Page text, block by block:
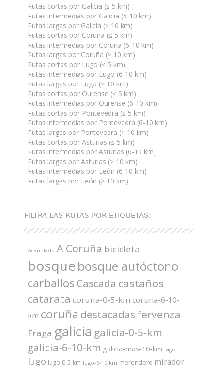
Rutas cortas por Galicia (≤ 5 km)
Rutas intermedias por Galicia (6-10 km)
Rutas largas por Galicia (> 10 km)
Rutas cortas por Coruña (≤ 5 km)
Rutas intermedias por Coruña (6-10 km)
Rutas largas por Coruña (> 10 km)
Rutas cortas por Lugo (≤ 5 km)
Rutas intermedias por Lugo (6-10 km)
Rutas largas por Lugo (> 10 km)
Rutas cortas por Ourense (≤ 5 km)
Rutas intermedias por Ourense (6-10 km)
Rutas cortas por Pontevedra (≤ 5 km)
Rutas intermedias por Pontevedra (6-10 km)
Rutas largas por Pontevedra (> 10 km)
Rutas cortas por Asturias (≤ 5 km)
Rutas intermedias por Asturias (6-10 km)
Rutas largas por Asturias (> 10 km)
Rutas intermedias por León (6-10 km)
Rutas largas por León (> 10 km)
FILTRA LAS RUTAS POR ETIQUETAS:
Acantilado A Coruña bicicleta
bosque bosque autóctono
carballos Cascada castaños
catarata coruna-0-5-km coruna-6-10-
km coruña destacadas fervenza
Fraga galicia galicia-0-5-km
galicia-6-10-km galicia-mas-10-km lago
lugo lugo-0-5-km lugo-6-10-km merendero mirador